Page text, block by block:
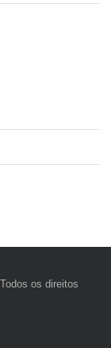
os direitos